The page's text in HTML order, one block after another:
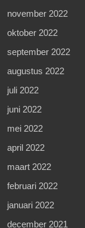
november 2022
oktober 2022
september 2022
augustus 2022
juli 2022
juni 2022
mei 2022
april 2022
maart 2022
februari 2022
januari 2022
december 2021